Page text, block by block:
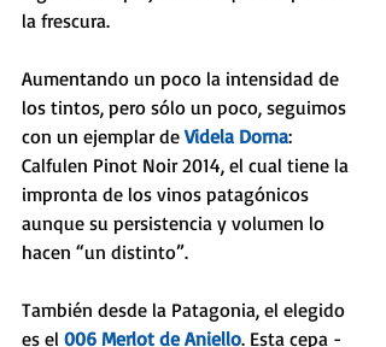
la frescura.
Aumentando un poco la intensidad de
los tintos, pero sólo un poco, seguimos
con un ejemplar de Videla Dorna:
Calfulen Pinot Noir 2014, el cual tiene la
impronta de los vinos patagónicos
aunque su persistencia y volumen lo
hacen “un distinto”.
También desde la Patagonia, el elegido
es el 006 Merlot de Aniello. Esta cepa -